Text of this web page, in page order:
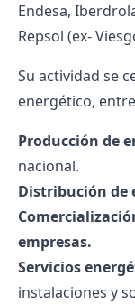
Endesa,
Repsol (ex-
Su actividad se
energético,
Producción de
nacional.
Distribución de
empresas.
Servicios
instalaciones y